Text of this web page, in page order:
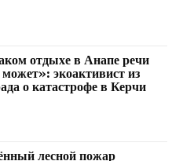
отдыхе в Анапе речи
экоактивист из
о катастрофе в Керчи
лесной пожар